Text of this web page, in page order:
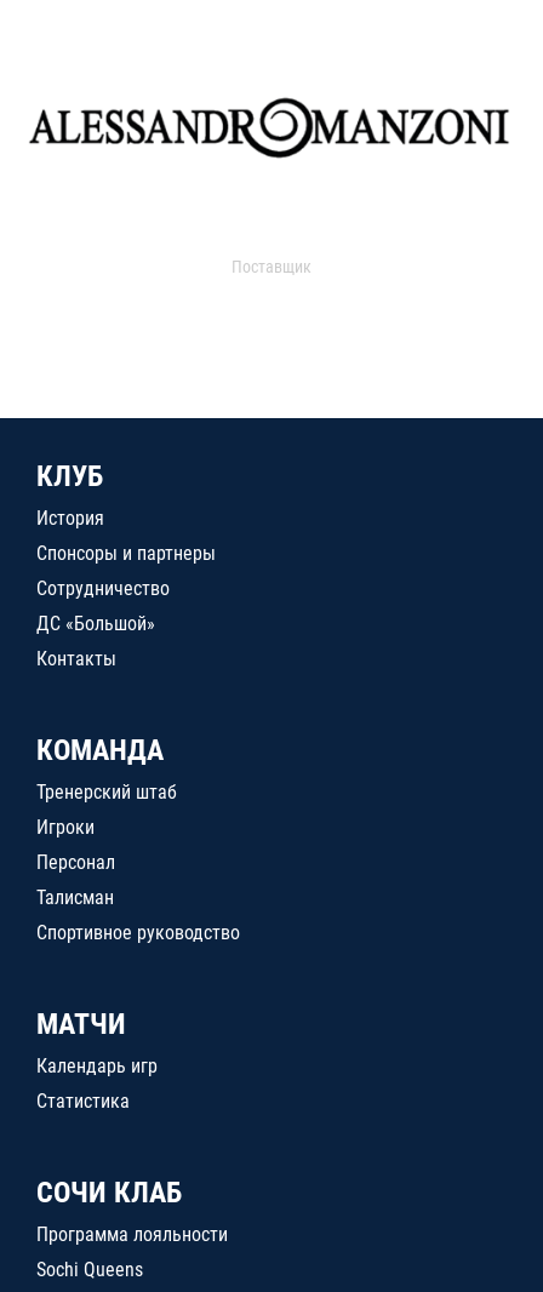
Поставщик
КЛУБ
История
Спонсоры и партнеры
Сотрудничество
ДС «Большой»
Контакты
КОМАНДА
Тренерский штаб
Игроки
Персонал
Талисман
Спортивное руководство
МАТЧИ
Календарь игр
Статистика
СОЧИ КЛАБ
Программа лояльности
Sochi Queens